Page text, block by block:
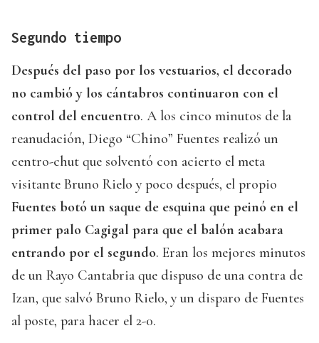
Segundo tiempo
Después del paso por los vestuarios, el decorado
no cambió y los cántabros continuaron con el
control del encuentro. A los cinco minutos de la
reanudación, Diego “Chino” Fuentes realizó un
centro-chut que solventó con acierto el meta
visitante Bruno Rielo y poco después, el propio
Fuentes botó un saque de esquina que peinó en el
primer palo Cagigal para que el balón acabara
entrando por el segundo. Eran los mejores minutos
de un Rayo Cantabria que dispuso de una contra de
Izan, que salvó Bruno Rielo, y un disparo de Fuentes
al poste, para hacer el 2-0.